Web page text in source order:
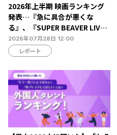
2026年上半期 映画ランキング
発表…『急に具合が悪くな
る』、『SUPER BEAVER LIVE
& DOCUMENTARY -現在地-』
が第1位を獲得【Filmarks調
べ】
2026年07月28日 12:00
レポート